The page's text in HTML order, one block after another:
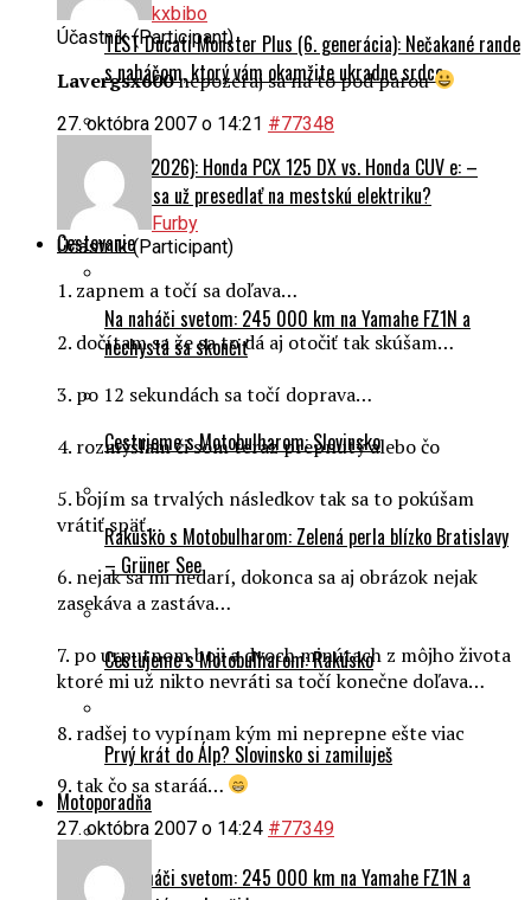
TEST Ducati Monster Plus (6. generácia): Nečakané rande
s naháčom, ktorý vám okamžite ukradne srdce
DUEL (2026): Honda PCX 125 DX vs. Honda CUV e: –
Oplatí sa už presedlať na mestskú elektriku?
Cestovanie
Na naháči svetom: 245 000 km na Yamahe FZ1N a
nechystá sa skončiť
Cestujeme s Motobulharom: Slovinsko
Rakúsko s Motobulharom: Zelená perla blízko Bratislavy
– Grüner See
Cestujeme s Motobulharom: Rakúsko
Prvý krát do Álp? Slovinsko si zamiluješ
Motoporadňa
Na naháči svetom: 245 000 km na Yamahe FZ1N a
kxbibo
Účastník (Participant)
Lavergsx600nepozeraj sa na to pod parou
27. októbra 2007 o 14:21 #77348
Furby
Účastník (Participant)
1. zapnem a točí sa doľava…
2. dočítam sa že sa to dá aj otočiť tak skúšam…
3. po 12 sekundách sa točí doprava…
4. rozmýšľam či som teraz prepnutý alebo čo
5. bojím sa trvalých následkov tak sa to pokúšam
vrátiť späť…
6. nejak sa mi nedarí, dokonca sa aj obrázok nejak
zasekáva a zastáva…
7. po urputnom boji a dvoch minútach z môjho života
ktoré mi už nikto nevráti sa točí konečne doľava…
8. radšej to vypínam kým mi neprepne ešte viac
9. tak čo sa staráá…
27. októbra 2007 o 14:24 #77349